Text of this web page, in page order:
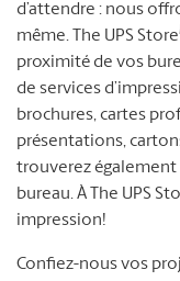
d’attendre : nous
même. The UPS Store
proximité de vos
de services
brochures, cartes
présentations,
trouverez
bureau. À The UPS
impression!
Confiez-nous vos